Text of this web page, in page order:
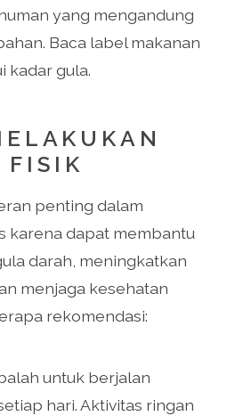
yang mengandung
Baca label makanan
kadar gula.
FISIK
penting dalam
karena dapat membantu
darah, meningkatkan
menjaga kesehatan
rekomendasi:
untuk berjalan
hari. Aktivitas ringan